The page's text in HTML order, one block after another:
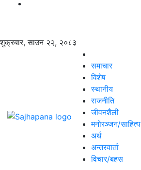
शुक्रबार, साउन २२, २०८३
समाचार
विशेष
स्थानीय
राजनीति
जीवनशैली
मनोरञ्जन/साहित्य
अर्थ
अन्तरवार्ता
विचार/बहस